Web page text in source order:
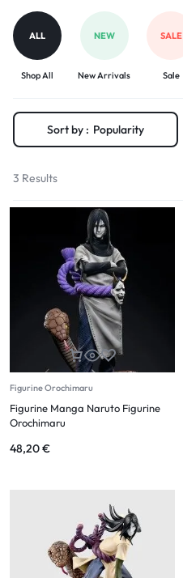
ALL
Shop All
NEW
New Arrivals
SALE
Sale
Sort by : Popularity
3 Results
Figurine Orochimaru
Figurine Manga Naruto Figurine
Orochimaru
48,20€